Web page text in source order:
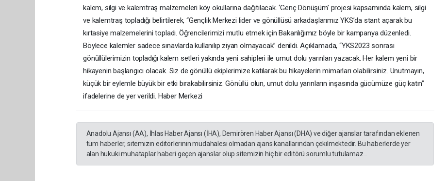
kalem, silgi ve kalemtraş malzemeleri köy okullarına dağıtılacak. ‘Genç Dönüşüm’ projesi kapsamında kalem, silgi
ve kalemtraş topladığı belirtilerek, “Gençlik Merkezi lider ve gönüllüsü arkadaşlarımız YKS’da stant açarak bu
kırtasiye malzemelerini topladı. Öğrencilerimizi mutlu etmek için Bakanlığımız böyle bir kampanya düzenledi.
Böylece kalemler sadece sınavlarda kullanılıp ziyan olmayacak” denildi. Açıklamada, “YKS2023 sonrası
gönüllülerimizin topladığı kalem setleri yakında yeni sahipleri ile umut dolu yarınları yazacak. Her kalem yeni bir
hikayenin başlangıcı olacak. Siz de gönüllü ekiplerimize katılarak bu hikayelerin mimarları olabilirsiniz. Unutmayın,
küçük bir eylemle büyük bir etki bırakabilirsiniz. Gönüllü olun, umut dolu yarınların inşasında gücümüze güç katın”
ifadelerine de yer verildi. Haber Merkezi
Anadolu Ajansı (AA), İhlas Haber Ajansı (İHA), Demirören Haber Ajansı (DHA) ve diğer ajanslar tarafından eklenen
tüm haberler, sitemizin editörlerinin müdahalesi olmadan ajans kanallarından çekilmektedir. Bu haberlerde yer
alan hukuki muhataplar haberi geçen ajanslar olup sitemizin hiç bir editörü sorumlu tutulamaz...